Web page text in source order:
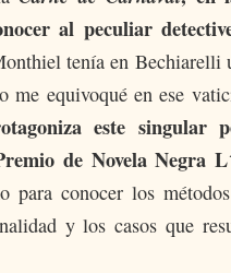
al peculiar
tenía en Bechiarelli
me equivoqué en ese
este singular
de Novela Negra
para conocer los
y los casos que